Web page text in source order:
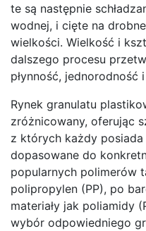
te są następnie
wodnej, i cięte na
wielkości. Wielkość i
dalszego procesu
płynność,
Rynek granulatu
zróżnicowany, oferując
z których każdy
dopasowane do
popularnych polimerów
polipropylen (PP), po
materiały jak poliamidy
wybór odpowiedniego